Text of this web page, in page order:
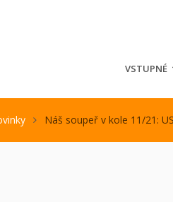
VSTUPNÉ
Náš soupeř v kole 11/21: